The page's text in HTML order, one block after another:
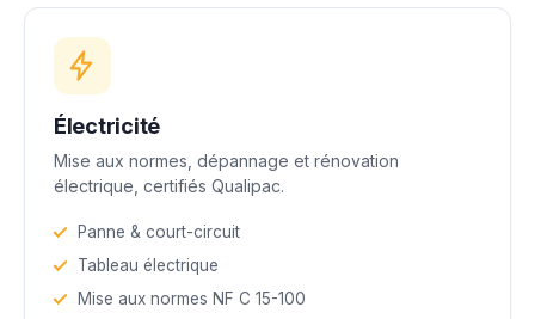
Électricité
Mise aux normes, dépannage et rénovation
électrique, certifiés Qualipac.
Panne & court-circuit
Tableau électrique
Mise aux normes NF C 15-100